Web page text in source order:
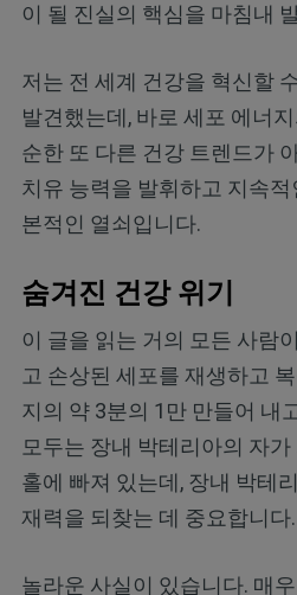
이 될 진실의 핵심을 마침내
저는 전 세계 건강을 혁신할
발견했는데, 바로 세포 에너
순한 또 다른 건강 트렌드가
치유 능력을 발휘하고 지속
본적인 열쇠입니다.
숨겨진 건강 위기
이 글을 읽는 거의 모든 사람
고 손상된 세포를 재생하고
지의 약 3분의 1만 만들어 내
모두는 장내 박테리아의 자
홀에 빠져 있는데, 장내 박테
재력을 되찾는 데 중요합니다.
놀라운 사실이 있습니다. 매